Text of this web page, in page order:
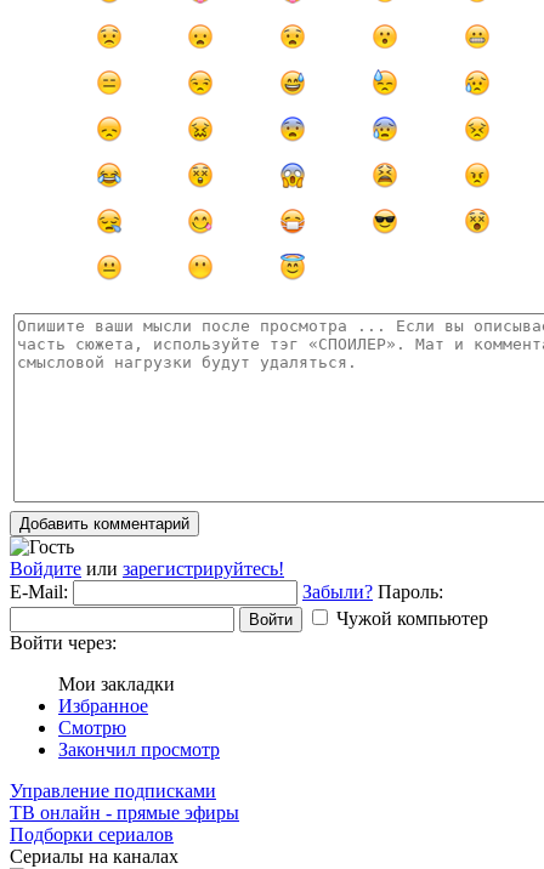
Добавить комментарий
Войдите или зарегистрируйтесь!
E-Mail:
Забыли? Пароль:
Войти
Чужой компьютер
Войти через:
Мои закладки
Избранное
Смотрю
Закончил просмотр
Управление подписками
ТВ онлайн - прямые эфиры
Подборки сериалов
Сериалы на каналах